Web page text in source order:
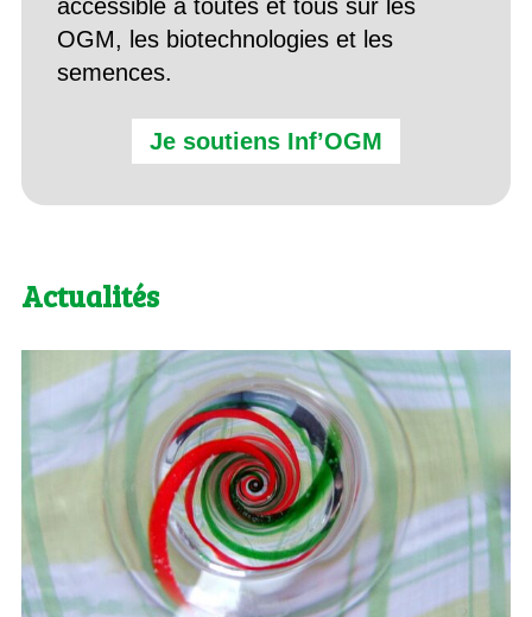
accessible à toutes et tous sur les
OGM, les biotechnologies et les
semences.
Je soutiens Inf’OGM
Actualités